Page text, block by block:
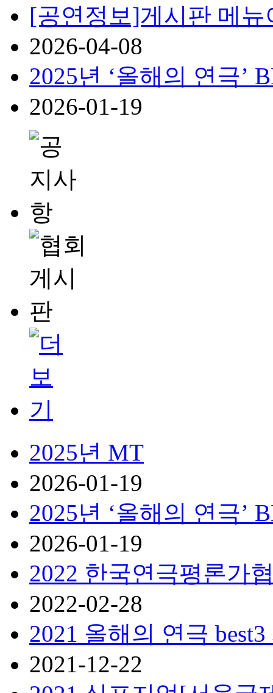
[공연정보]게시판 메뉴
2026-04-08
2025년 ‘올해의 연극’
2026-01-19
2025년 MT
2026-01-19
2025년 ‘올해의 연극’
2026-01-19
2022 한국연극평론가
2022-02-28
2021 올해의 연극
2021-12-22